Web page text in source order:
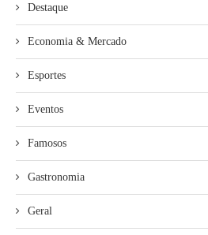
Destaque
Economia & Mercado
Esportes
Eventos
Famosos
Gastronomia
Geral